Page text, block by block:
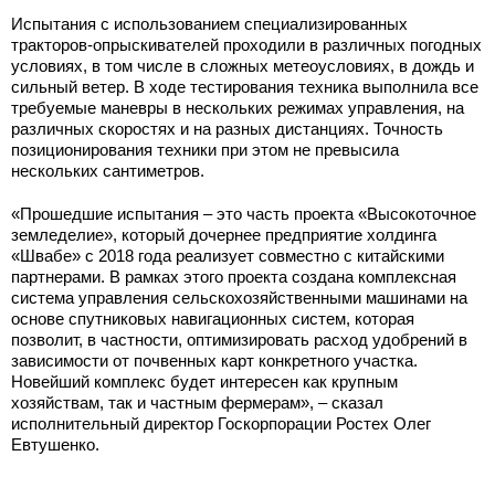
Испытания с использованием специализированных
тракторов-опрыскивателей проходили в различных погодных
условиях, в том числе в сложных метеоусловиях, в дождь и
сильный ветер. В ходе тестирования техника выполнила все
требуемые маневры в нескольких режимах управления, на
различных скоростях и на разных дистанциях. Точность
позиционирования техники при этом не превысила
нескольких сантиметров.
«Прошедшие испытания – это часть проекта «Высокоточное
земледелие», который дочернее предприятие холдинга
«Швабе» с 2018 года реализует совместно с китайскими
партнерами. В рамках этого проекта создана комплексная
система управления сельскохозяйственными машинами на
основе спутниковых навигационных систем, которая
позволит, в частности, оптимизировать расход удобрений в
зависимости от почвенных карт конкретного участка.
Новейший комплекс будет интересен как крупным
хозяйствам, так и частным фермерам», – сказал
исполнительный директор Госкорпорации Ростех Олег
Евтушенко.